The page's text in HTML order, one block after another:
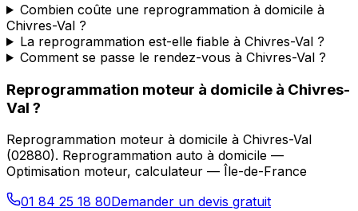
Combien coûte une reprogrammation à domicile à
Chivres-Val ?
La reprogrammation est-elle fiable à Chivres-Val ?
Comment se passe le rendez-vous à Chivres-Val ?
Reprogrammation moteur à domicile à Chivres-
Val ?
Reprogrammation moteur à domicile à Chivres-Val
(02880). Reprogrammation auto à domicile —
Optimisation moteur, calculateur — Île-de-France
01 84 25 18 80Demander un devis gratuit